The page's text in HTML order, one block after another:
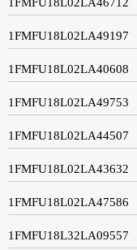
1FMFU18L02LA49197
1FMFU18L02LA40608
1FMFU18L02LA49753
1FMFU18L02LA44507
1FMFU18L02LA43632
1FMFU18L02LA47586
1FMFU18L32LA09557